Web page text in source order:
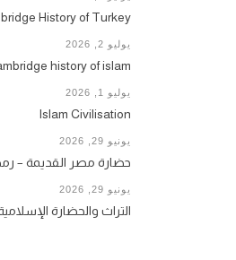
History of Turkey
يوليو 2, 2026
history of islam
يوليو 1, 2026
Islam Civilisation
يونيو 29, 2026
حضارة مصر القديمة –
يونيو 29, 2026
التراث والحضارة